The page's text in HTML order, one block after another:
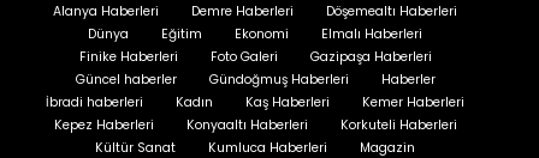
Alanya Haberleri
Demre Haberleri
Döşemealtı Haberleri
Dünya
Eğitim Ekonomi
Elmalı Haberleri
Finike Haberleri
Foto Galeri
Gazipaşa Haberleri
Güncel haberler
Gündoğmuş Haberleri
Haberler
İbradi haberleri
Kadın Kaş Haberleri
Kemer Haberleri
Kepez Haberleri
Konyaaltı Haberleri
Korkuteli Haberleri
Kültür Sanat
Kumluca Haberleri
Magazin